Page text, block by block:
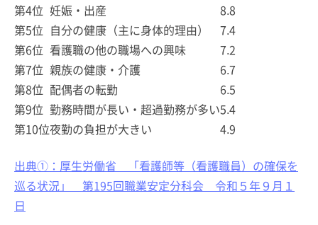
第4位 妊娠・出産
8.8
第5位 自分の健康（主に身体的理由）
7.4
第6位 看護職の他の職場への興味
7.2
第7位 親族の健康・介護
6.7
第8位 配偶者の転勤
6.5
第9位 勤務時間が長い・超過勤務が多い5.4
第10位夜勤の負担が大きい 4.9
出典①：厚生労働省 「看護師等（看護職員）の確保を
巡る状況」 第195回職業安定分科会 令和５年９月１
日